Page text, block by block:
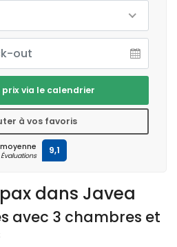
dans Javea
avec 3 chambres et
via le calendrier
à vos favoris
9,1